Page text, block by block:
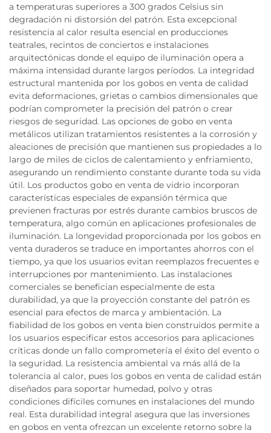
a temperaturas superiores a 300 grados Celsius sin
degradación ni distorsión del patrón. Esta excepcional
resistencia al calor resulta esencial en producciones
teatrales, recintos de conciertos e instalaciones
arquitectónicas donde el equipo de iluminación opera a
máxima intensidad durante largos períodos. La integridad
estructural mantenida por los gobos en venta de calidad
evita deformaciones, grietas o cambios dimensionales que
podrían comprometer la precisión del patrón o crear
riesgos de seguridad. Las opciones de gobo en venta
metálicos utilizan tratamientos resistentes a la corrosión y
aleaciones de precisión que mantienen sus propiedades a lo
largo de miles de ciclos de calentamiento y enfriamiento,
asegurando un rendimiento constante durante toda su vida
útil. Los productos gobo en venta de vidrio incorporan
características especiales de expansión térmica que
previenen fracturas por estrés durante cambios bruscos de
temperatura, algo común en aplicaciones profesionales de
iluminación. La longevidad proporcionada por los gobos en
venta duraderos se traduce en importantes ahorros con el
tiempo, ya que los usuarios evitan reemplazos frecuentes e
interrupciones por mantenimiento. Las instalaciones
comerciales se benefician especialmente de esta
durabilidad, ya que la proyección constante del patrón es
esencial para efectos de marca y ambientación. La
fiabilidad de los gobos en venta bien construidos permite a
los usuarios especificar estos accesorios para aplicaciones
críticas donde un fallo comprometería el éxito del evento o
la seguridad. La resistencia ambiental va más allá de la
tolerancia al calor, pues los gobos en venta de calidad están
diseñados para soportar humedad, polvo y otras
condiciones difíciles comunes en instalaciones del mundo
real. Esta durabilidad integral asegura que las inversiones
en gobos en venta ofrezcan un excelente retorno sobre la